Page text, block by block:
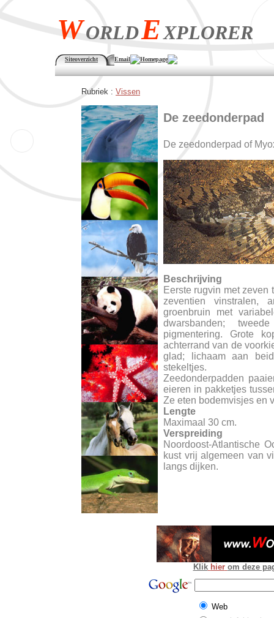
WORLDEXPLORER
Siteoverzicht Email Homepage
Rubriek : Vissen
De zeedonderpad
De zeedonderpad of
Beschrijving
Eerste rugvin met zeven
zeventien vinstralen,
groenbruin met
dwarsbanden;
pigmentering. Grote
achterrand van de
glad; lichaam aan
stekeltjes.
Zeedonderpadden
eieren in pakketjes
Ze eten bodemvisjes en
Lengte
Maximaal 30 cm.
Verspreiding
Noordoost-Atlantische
kust vrij algemeen van
langs dijken.
Klik hier om deze
Web